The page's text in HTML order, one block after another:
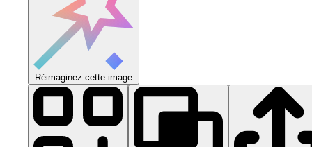
Réimaginez cette image